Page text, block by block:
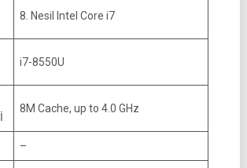
8. Nesil Intel Core i7
i7-8550U
8M Cache, up to 4.0 GHz
–